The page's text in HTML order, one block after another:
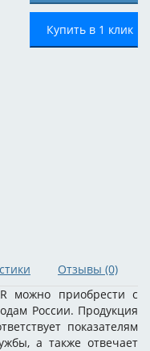
Купить в 1 клик
Отзывы (0)
можно приобрести с
России. Продукция
показателям
а также отвечает